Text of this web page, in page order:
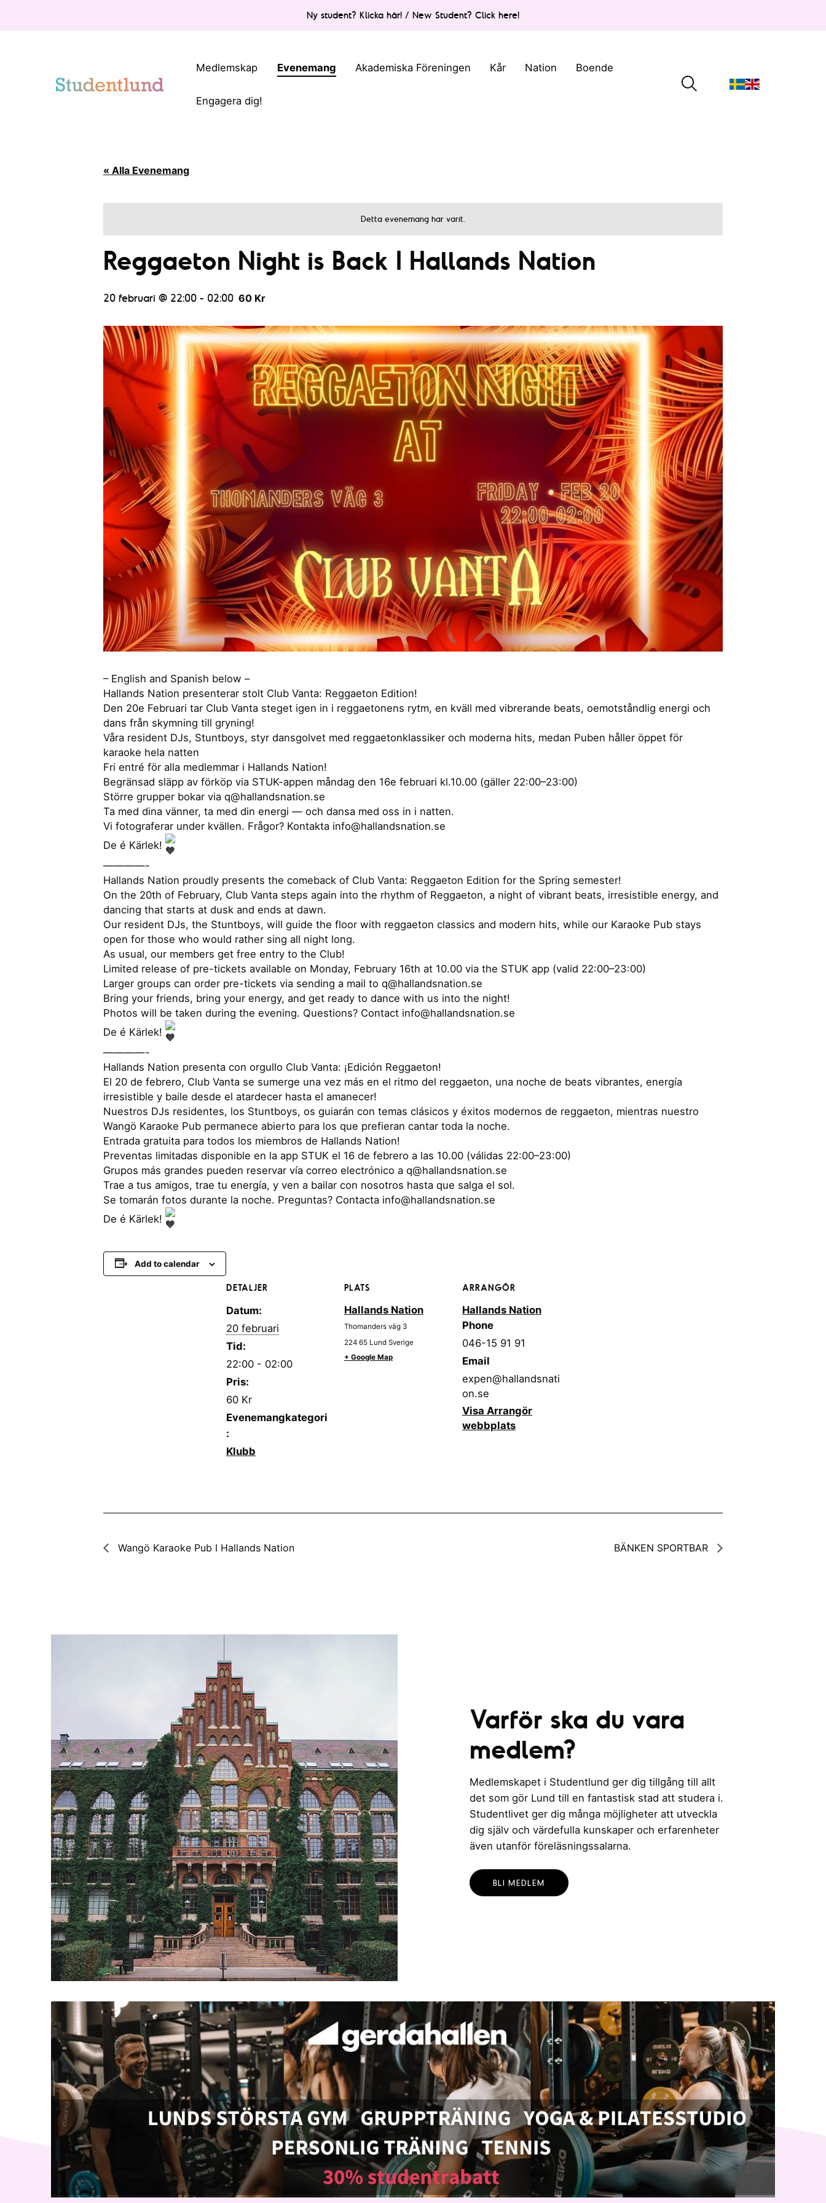
Ny student? Klicka här! / New Student? Click here!
Medlemskap Evenemang Akademiska Föreningen Kår Nation Boende
Engagera dig!
« Alla Evenemang
Detta evenemang har varit.
Reggaeton Night is Back I Hallands Nation
20 februari @ 22:00 - 02:00 60 Kr
– English and Spanish below –
Hallands Nation presenterar stolt Club Vanta: Reggaeton Edition!
Den 20e Februari tar Club Vanta steget igen in i reggaetonens rytm, en kväll med vibrerande beats, oemotståndlig energi och
dans från skymning till gryning!
Våra resident DJs, Stuntboys, styr dansgolvet med reggaetonklassiker och moderna hits, medan Puben håller öppet för
karaoke hela natten
Fri entré för alla medlemmar i Hallands Nation!
Begränsad släpp av förköp via STUK-appen måndag den 16e februari kl.10.00 (gäller 22:00–23:00)
Större grupper bokar via q@hallandsnation.se
Ta med dina vänner, ta med din energi — och dansa med oss in i natten.
Vi fotograferar under kvällen. Frågor? Kontakta info@hallandsnation.se
De é Kärlek!
————-
Hallands Nation proudly presents the comeback of Club Vanta: Reggaeton Edition for the Spring semester!
On the 20th of February, Club Vanta steps again into the rhythm of Reggaeton, a night of vibrant beats, irresistible energy, and
dancing that starts at dusk and ends at dawn.
Our resident DJs, the Stuntboys, will guide the floor with reggaeton classics and modern hits, while our Karaoke Pub stays
open for those who would rather sing all night long.
As usual, our members get free entry to the Club!
Limited release of pre-tickets available on Monday, February 16th at 10.00 via the STUK app (valid 22:00–23:00)
Larger groups can order pre-tickets via sending a mail to q@hallandsnation.se
Bring your friends, bring your energy, and get ready to dance with us into the night!
Photos will be taken during the evening. Questions? Contact info@hallandsnation.se
De é Kärlek!
————-
Hallands Nation presenta con orgullo Club Vanta: ¡Edición Reggaeton!
El 20 de febrero, Club Vanta se sumerge una vez más en el ritmo del reggaeton, una noche de beats vibrantes, energía
irresistible y baile desde el atardecer hasta el amanecer!
Nuestros DJs residentes, los Stuntboys, os guiarán con temas clásicos y éxitos modernos de reggaeton, mientras nuestro
Wangö Karaoke Pub permanece abierto para los que prefieran cantar toda la noche.
Entrada gratuita para todos los miembros de Hallands Nation!
Preventas limitadas disponible en la app STUK el 16 de febrero a las 10.00 (válidas 22:00–23:00)
Grupos más grandes pueden reservar vía correo electrónico a q@hallandsnation.se
Trae a tus amigos, trae tu energía, y ven a bailar con nosotros hasta que salga el sol.
Se tomarán fotos durante la noche. Preguntas? Contacta info@hallandsnation.se
De é Kärlek!
Add to calendar
DETALJER
Datum:
20 februari
Tid:
22:00 - 02:00
Pris:
60 Kr
Evenemangkategori
:
Klubb
PLATS
Hallands Nation
Thomanders väg 3
224 65 Lund Sverige
+ Google Map
ARRANGÖR
Hallands Nation
Phone
046-15 91 91
Email
expen@hallandsnati
on.se
Visa Arrangör
webbplats
Wangö Karaoke Pub I Hallands Nation BÄNKEN SPORTBAR
Varför ska du vara
medlem?
Medlemskapet i Studentlund ger dig tillgång till allt
det som gör Lund till en fantastisk stad att studera i.
Studentlivet ger dig många möjligheter att utveckla
dig själv och värdefulla kunskaper och erfarenheter
även utanför föreläsningssalarna.
BLI MEDLEM